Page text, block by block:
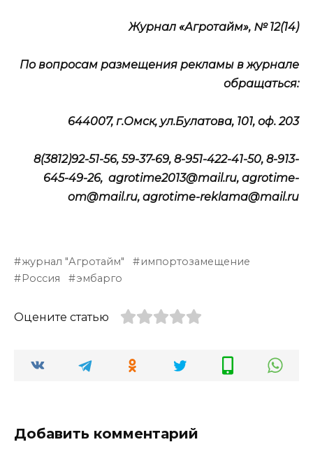
Журнал «Агротайм», № 12(14)
По вопросам размещения рекламы в журнале
обращаться:
644007, г.Омск, ул.Булатова, 101, оф. 203
8(3812)92-51-56, 59-37-69, 8-951-422-41-50, 8-913-
645-49-26, agrotime2013@mail.ru, agrotime-
om@mail.ru, agrotime-reklama@mail.ru
журнал "Агротайм"
импортозамещение
Россия
эмбарго
Оцените статью
Добавить комментарий